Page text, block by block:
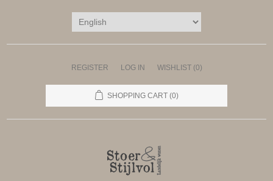
REGISTER LOG IN WISHLIST (0)
SHOPPING CART (0)